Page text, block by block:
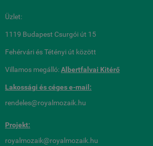
Üzlet:
1119 Budapest Csurgói út 15
Fehérvári és Tétényi út között
Villamos megálló:Albertfalvai Kitérő
Lakossági és cégese-mail:
rendeles@royalmozaik.hu
Projekt:
royalmozaik@royalmozaik.hu